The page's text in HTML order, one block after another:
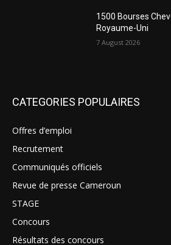
1500 Bourses
Royaume-Uni
7 August 2026
CATEGORIES POPULAIRES
Offres d’emploi
Recrutement
Communiqués officiels
Revue de presse Cameroun
STAGE
Concours
Résultats des concours